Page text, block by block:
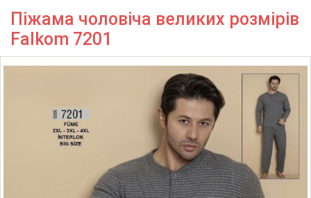
Піжама чоловіча великих розмірів
Falkom 7201